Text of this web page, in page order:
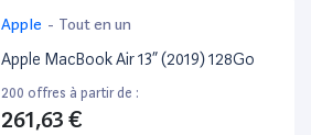
Apple - Tout en un
Apple MacBook Air 13” (2019) 128Go
200 offres à partir de :
261,63 €